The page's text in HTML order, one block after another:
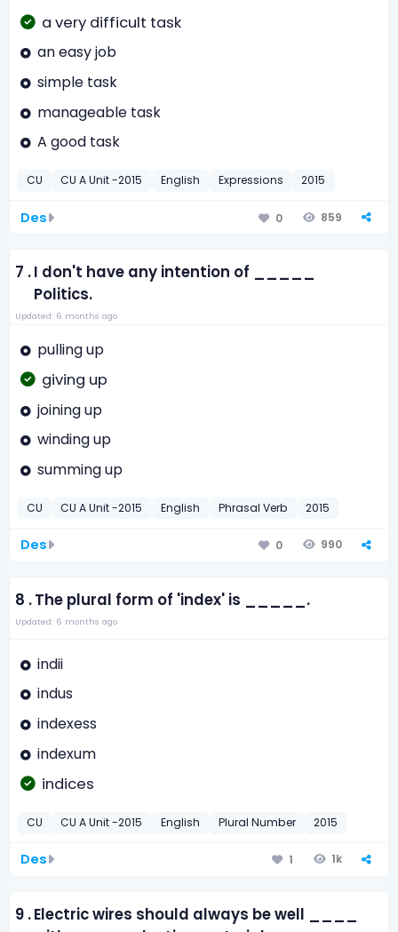
a very difficult task
an easy job
simple task
manageable task
A good task
CU CU A Unit -2015 English Expressions 2015
Des 0 859
7 .I don't have any intention of _____
Politics.
Updated: 6 months ago
pulling up
giving up
joining up
winding up
summing up
CU CU A Unit -2015 English Phrasal Verb 2015
Des 0 990
8 .The plural form of 'index' is _____.
Updated: 6 months ago
indii
indus
indexess
indexum
indices
CU CU A Unit -2015 English Plural Number 2015
Des 1 1k
9 .Electric wires should always be well ____